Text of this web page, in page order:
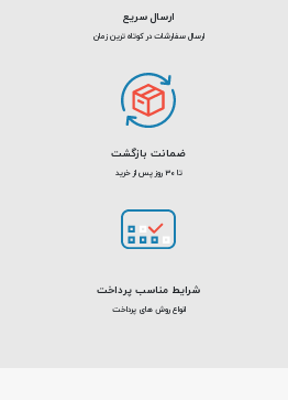
ارسال سریع
ارسال سفارشات در کوتاه ترین زمان
ضمانت بازگشت
تا 30 روز پس از خرید
شرایط مناسب پرداخت
انواع روش های پرداخت